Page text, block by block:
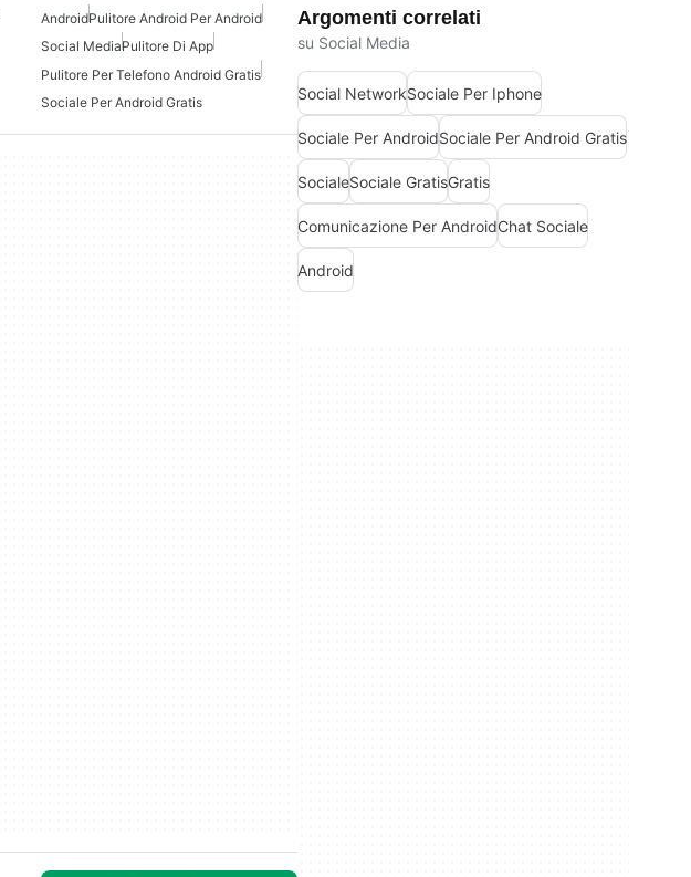
AndroidPulitore Android Per Android
Social MediaPulitore Di App
Pulitore Per Telefono Android Gratis
Sociale Per Android Gratis
Argomenti correlati
su Social Media
Social NetworkSociale Per Iphone
Sociale Per AndroidSociale Per Android Gratis
SocialeSociale GratisGratis
Comunicazione Per AndroidChat Sociale
Android